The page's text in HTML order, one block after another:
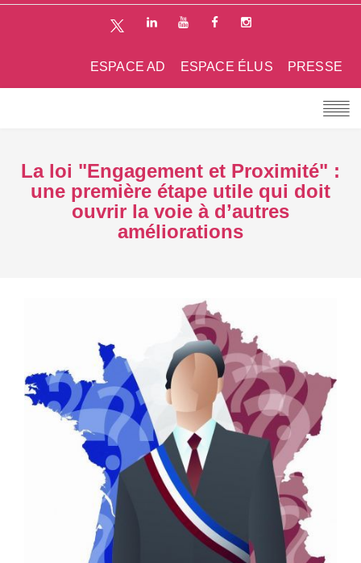
PRESSE
ESPACE ÉLUS
ESPACE AD
La loi "Engagement et Proximité" :
une première étape utile qui doit
ouvrir la voie à d’autres
améliorations